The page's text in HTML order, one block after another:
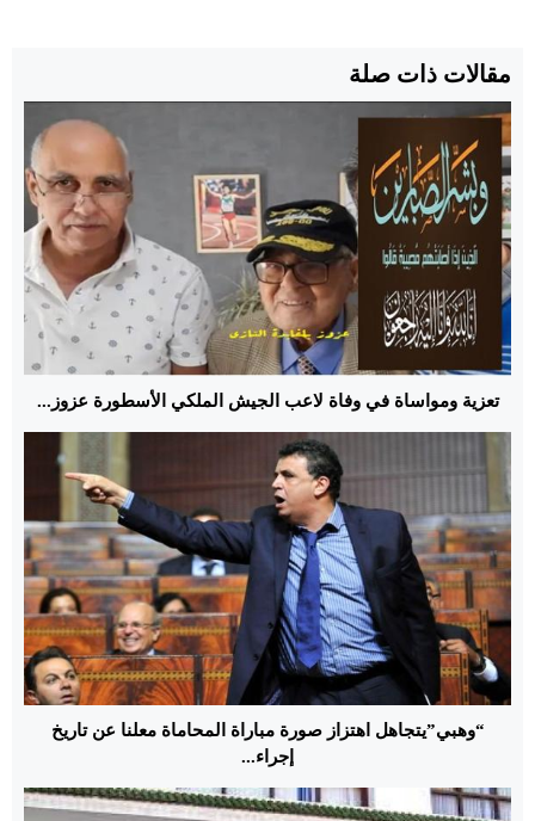
مقالات ذات صلة
تعزية ومواساة في وفاة لاعب الجيش الملكي الأسطورة عزوز...
“وهبي”يتجاهل اهتزاز صورة مباراة المحاماة معلنا عن تاريخ
إجراء...